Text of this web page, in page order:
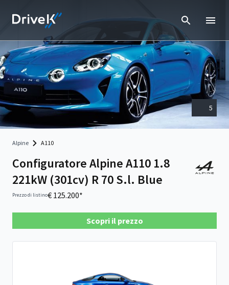
5
Alpine A110
Configuratore Alpine A110 1.8
221kW (301cv) R 70 S.l. Blue
Prezzo di listino€ 125.200*
Scopri il prezzo